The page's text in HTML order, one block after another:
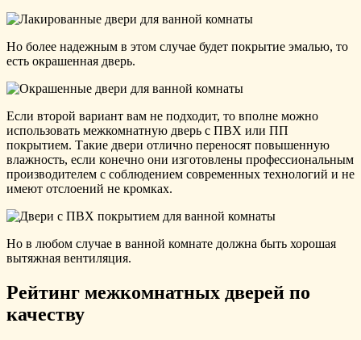
Но более надежным в этом случае будет покрытие эмалью, то
есть окрашенная дверь.
Если второй вариант вам не подходит, то вполне можно
использовать межкомнатную дверь с ПВХ или ПП
покрытием. Такие двери отлично переносят повышенную
влажность, если конечно они изготовлены профессиональным
производителем с соблюдением современных технологий и не
имеют отслоений не кромках.
Но в любом случае в ванной комнате должна быть хорошая
вытяжная вентиляция.
Рейтинг межкомнатных дверей по
качеству